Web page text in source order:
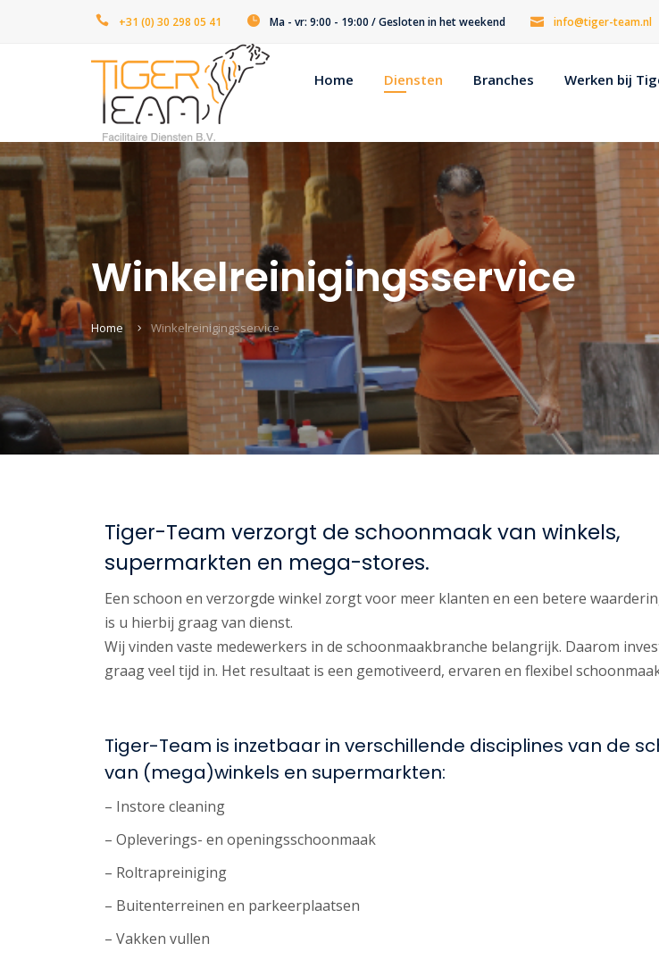
+31 (0) 30 298 05 41 Ma - vr: 9:00 - 19:00 / Gesloten in het weekend info@tiger-team.nl
Home Diensten Branches Werken bij
Winkelreinigingsservice
Home Winkelreinigingsservice
Tiger-Team verzorgt de schoonmaak van winkels,
supermarkten en mega-stores.
Een schoon en verzorgde winkel zorgt voor meer klanten en een betere
is u hierbij graag van dienst.
Wij vinden vaste medewerkers in de schoonmaakbranche belangrijk. Daarom
graag veel tijd in. Het resultaat is een gemotiveerd, ervaren en flexibel
Tiger-Team is inzetbaar in verschillende disciplines van de
van (mega)winkels en supermarkten:
– Instore cleaning
– Opleverings- en openingsschoonmaak
– Roltrapreiniging
– Buitenterreinen en parkeerplaatsen
– Vakken vullen